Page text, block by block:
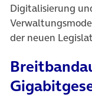
Digitalisierung
der neuen